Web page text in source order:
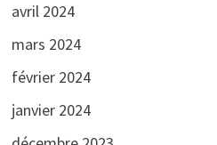
avril 2024
mars 2024
février 2024
janvier 2024